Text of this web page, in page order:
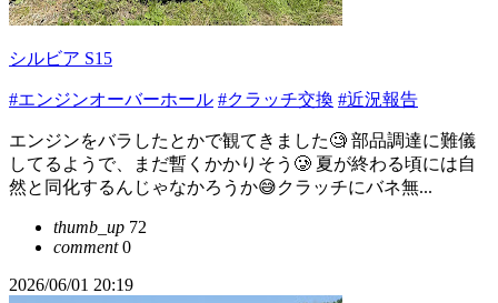
シルビア S15
#エンジンオーバーホール #クラッチ交換 #近況報告
エンジンをバラしたとかで観てきました🧐 部品調達に難儀
してるようで、まだ暫くかかりそう🥲 夏が終わる頃には自
然と同化するんじゃなかろうか😅クラッチにバネ無...
thumb_up 72
comment0
2026/06/01 20:19